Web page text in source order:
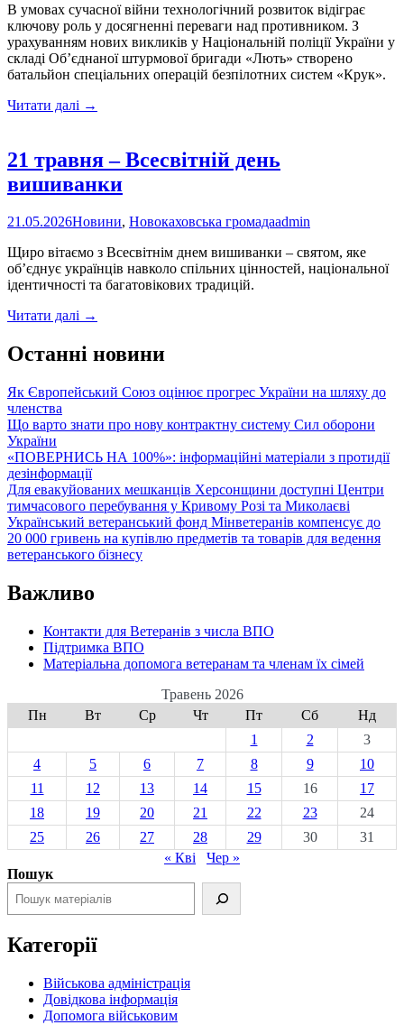
В умовах сучасної війни технологічний розвиток відіграє
ключову роль у досягненні переваги над противником. З
урахуванням нових викликів у Національній поліції України у
складі Об’єднаної штурмової бригади «Лють» створено
батальйон спеціальних операцій безпілотних систем «Крук».
Читати далі Станьте
«Крук»
у
складі
«Лють»
→
21 травня – Всесвітній день
вишиванки
21.05.2026Новини, Новокаховська громадаadmin
Щиро вітаємо з Всесвітнім днем вишиванки – святом, яке
об’єднує українців навколо спільних цінностей, національної
ідентичності та багатовікових традицій.
Читати далі 21
–
Всесвітній
вишиванки
→
Останні новини
Як Європейський Союз оцінює прогрес України на шляху до
членства
Що варто знати про нову контрактну систему Сил оборони
України
«ПОВЕРНИСЬ НА 100%»: інформаційні матеріали з протидії
дезінформації
Для евакуйованих мешканців Херсонщини доступні Центри
тимчасового перебування у Кривому Розі та Миколаєві
Український ветеранський фонд Мінветеранів компенсує до
20 000 гривень на купівлю предметів та товарів для ведення
ветеранського бізнесу
Важливо
Контакти для Ветеранів з числа ВПО
Підтримка ВПО
Матеріальна допомога ветеранам та членам їх сімей
Травень 2026
Пн
Вт Ср Чт Пт Сб
Нд
1
2
3
4
5 6 7 8 9
10
11
12 13 14 15 16
17
18
19 20 21 22 23
24
25
26 27 28 29 30
31
« Кві
Чер »
Пошук
Категорії
Військова адміністрація
Довідкова інформація
Допомога військовим